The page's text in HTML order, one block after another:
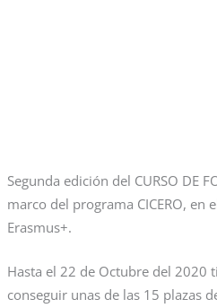
Segunda edición del CURSO DE
marco del programa CICERO, en
Erasmus+.
Hasta el 22 de Octubre del 2020
conseguir unas de las 15 plazas